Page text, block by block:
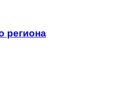
региона